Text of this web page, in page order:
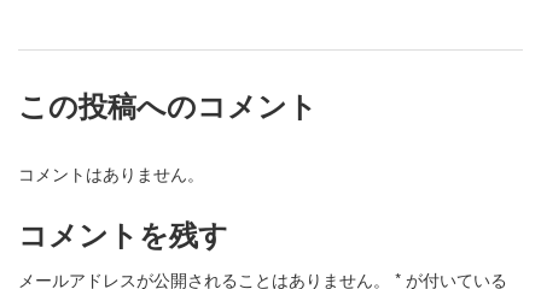
この投稿へのコメント
コメントはありません。
コメントを残す
メールアドレスが公開されることはありません。 * が付いている